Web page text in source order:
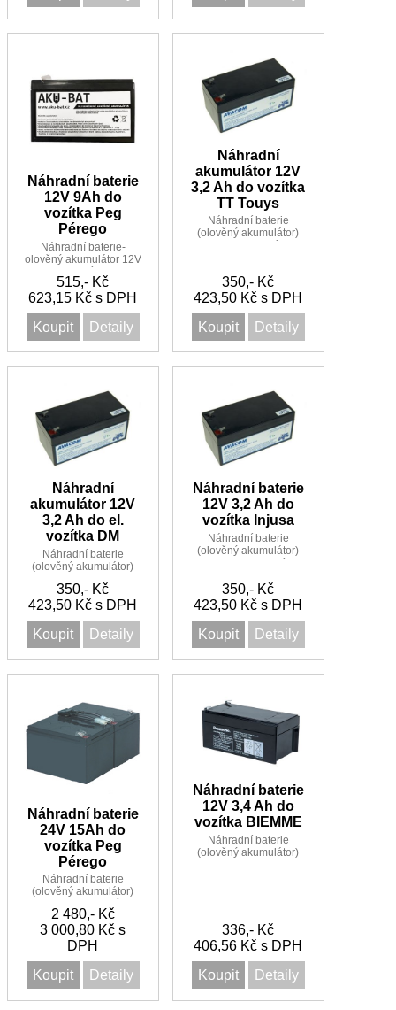
Náhradní baterie
12V 9Ah do
vozítka Peg
Pérego
Náhradní baterie-
olověný akumulátor 12V
9Ah do vozítka Peg
Pérego
515,- Kč
623,15 Kč s DPH
Koupit
Detaily
Náhradní
akumulátor 12V
3,2 Ah do vozítka
TT Touys
Náhradní baterie
(olověný akumulátor)
350,- Kč
423,50 Kč s DPH
Koupit
Detaily
Náhradní
akumulátor 12V
3,2 Ah do el.
vozítka DM
Náhradní baterie
(olověný akumulátor)
12V 3,2Ah do el. vozítka
DM
350,- Kč
423,50 Kč s DPH
Koupit
Detaily
Náhradní baterie
12V 3,2 Ah do
vozítka Injusa
Náhradní baterie
(olověný akumulátor)
12V 3,2Ah do vozítka
350,- Kč
423,50 Kč s DPH
Koupit
Detaily
Náhradní baterie
24V 15Ah do
vozítka Peg
Pérego
Náhradní baterie
(olověný akumulátor)
Peg Pérego
2 480,- Kč
3 000,80 Kč s
DPH
Koupit
Detaily
Náhradní baterie
12V 3,4 Ah do
vozítka BIEMME
Náhradní baterie
(olověný akumulátor)
336,- Kč
406,56 Kč s DPH
Koupit
Detaily